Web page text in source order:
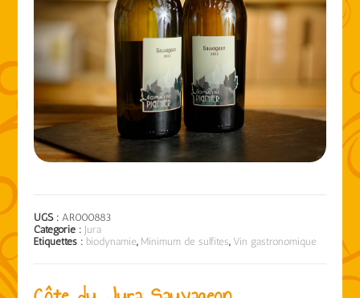
UGS : AR000883
Catégorie : Jura
Étiquettes : biodynamie, Minimum de sulfites, Vin gastronomique